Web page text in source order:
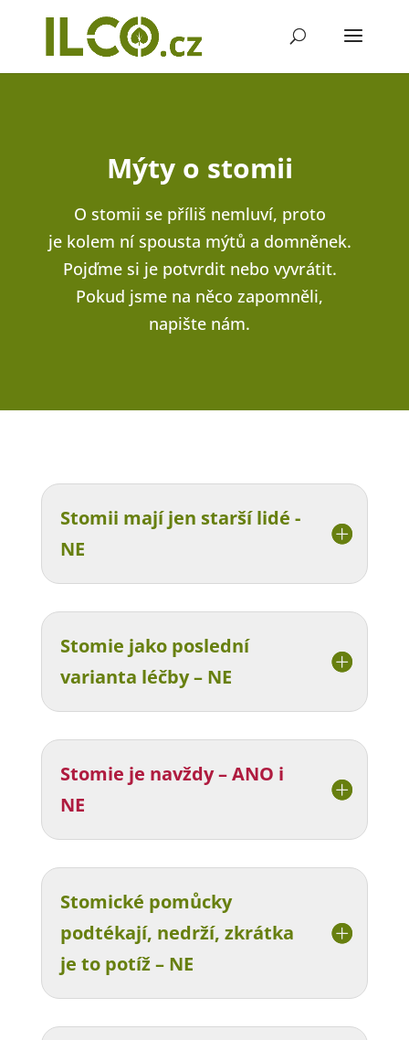
Mýty o stomii
O stomii se příliš nemluví, proto
je kolem ní spousta mýtů a domněnek.
Pojďme si je potvrdit nebo vyvrátit.
Pokud jsme na něco zapomněli,
napište nám.
Stomii mají jen starší lidé -
NE
Stomie jako poslední
varianta léčby – NE
Stomie je navždy – ANO i
NE
Stomické pomůcky
podtékají, nedrží, zkrátka
je to potíž – NE